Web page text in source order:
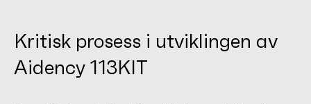
Kritisk prosess i utviklingen av
Aidency 113KIT